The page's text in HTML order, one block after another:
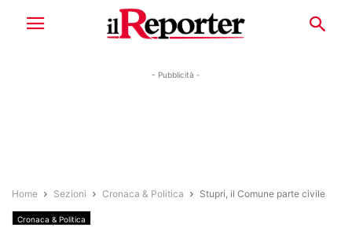
- Pubblicità -
Home Sezioni Cronaca & Politica Stupri, il Comune parte civile
Cronaca & Politica